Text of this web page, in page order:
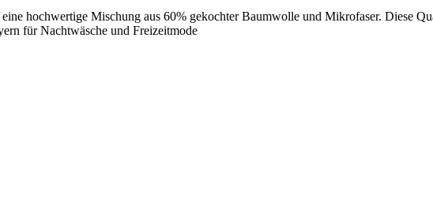
hochwertige Mischung aus 60% gekochter Baumwolle und Mikrofaser. Diese
für Nachtwäsche und Freizeitmode